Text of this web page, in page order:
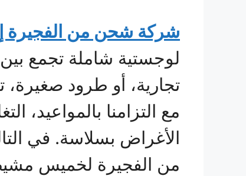
شركة شحن من
لوجستية شاملة تجمع
تجارية، أو طرود
مع التزامنا
الأغراض بسلاسة. في
من الفجيرة لخميس